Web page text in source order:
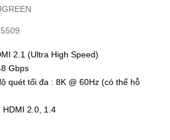
2.1 (Ultra High Speed)
Gbps
quét tối đa : 8K @ 60Hz (có thể hỗ
2.0, 1.4